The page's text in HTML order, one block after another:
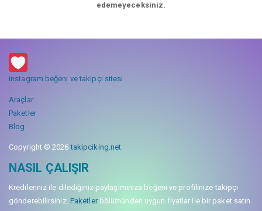
edemeyeceksiniz.
instagram beğeni ve takipçi sitesi
Araçlar
Paketler
Blog
Copyright © 2026takipciking.net
NASIL ÇALIŞIR
Kredileriniz ile dilediğiniz paylaşımınıza beğeni ve profilinize takipçi
gönderebilirsiniz. Paketlerbölümünden uygun fiyatlar ile bir paket satın